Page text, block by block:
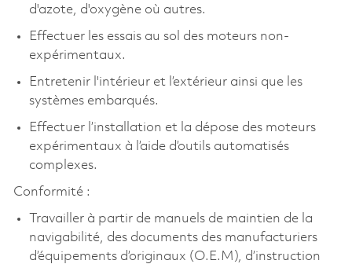
d'azote, d'oxygène où autres.
Effectuer les essais au sol des moteurs non-
expérimentaux.
Entretenir l'intérieur et l’extérieur ainsi que les
systèmes embarqués.
Effectuer l’installation et la dépose des moteurs
expérimentaux à l’aide d’outils automatisés
complexes.
Conformité :
Travailler à partir de manuels de maintien de la
navigabilité, des documents des manufacturiers
d’équipements d’originaux (O.E.M), d’instruction